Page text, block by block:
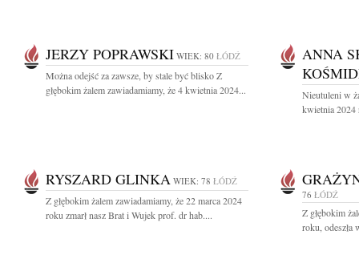
JERZY POPRAWSKI WIEK: 80 ŁÓDŹ
Można odejść za zawsze, by stale być blisko Z
głębokim żalem zawiadamiamy, że 4 kwietnia 2024...
ANNA
Nieutuleni w
kwietnia 2024
RYSZARD GLINKA WIEK: 78 ŁÓDŹ
Z głębokim żalem zawiadamiamy, że 22 marca 2024
roku zmarł nasz Brat i Wujek prof. dr hab....
76 ŁÓDŹ
Z głębokim
roku, odeszła